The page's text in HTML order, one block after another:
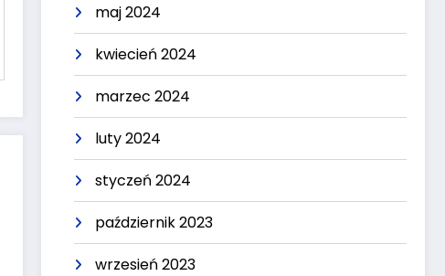
maj 2024
kwiecień 2024
marzec 2024
luty 2024
styczeń 2024
październik 2023
wrzesień 2023